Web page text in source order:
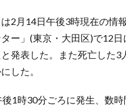
2月14日午後3時現在の情
ー」(東京・大田区)で12
発表した。また死亡した
した。
1時30分ごろに発生、数